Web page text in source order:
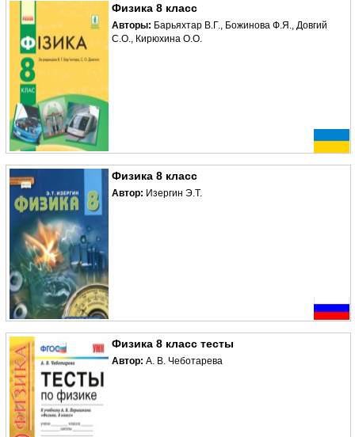
Физика 8 класс
Авторы: Барьяхтар В.Г., Божинова Ф.Я., Довгий
С.О., Кирюхина О.О.
Физика 8 класс
Автор: Изергин Э.Т.
Физика 8 класс тесты
Автор: А. В. Чеботарева